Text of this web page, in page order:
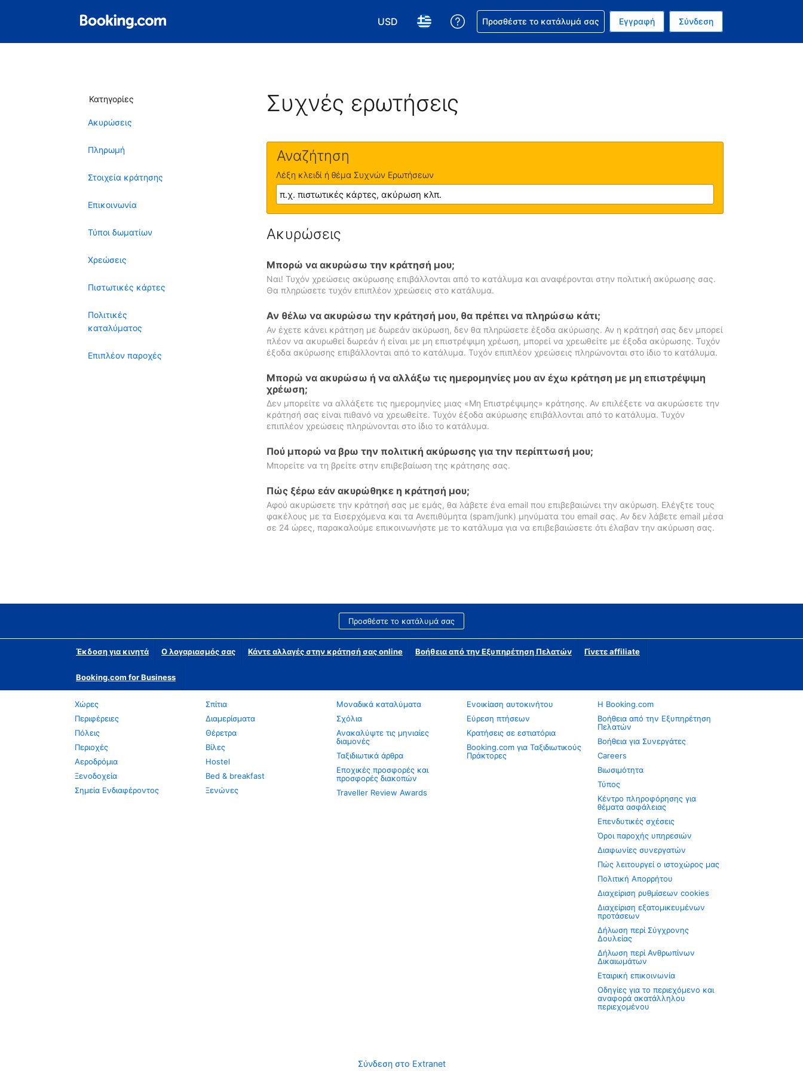
USD
Επιλέξτε το νόμισμά σας. Το τωρινό σας νόμισμα είναι Δολάριο Η.Π.Α.
Επιλέξτε τη γλώσσα σας. Η τωρινή σας γλώσσα είναι τα Ελληνικά
Βοήθεια για την κράτησή σας
Προσθέστε το κατάλυμά σας Εγγραφή Σύνδεση
Κατηγορίες
Ακυρώσεις
Πληρωμή
Στοιχεία κράτησης
Επικοινωνία
Τύποι δωματίων
Χρεώσεις
Πιστωτικές κάρτες
Πολιτικές
καταλύματος
Επιπλέον παροχές
Συχνές ερωτήσεις
Αναζήτηση
Λέξη κλειδί ή θέμα Συχνών Ερωτήσεων
Ακυρώσεις
Μπορώ να ακυρώσω την κράτησή μου;
Ναι! Τυχόν χρεώσεις ακύρωσης επιβάλλονται από το κατάλυμα και αναφέρονται στην πολιτική ακύρωσης σας.
Θα πληρώσετε τυχόν επιπλέον χρεώσεις στο κατάλυμα.
Αν θέλω να ακυρώσω την κράτησή μου, θα πρέπει να πληρώσω κάτι;
Αν έχετε κάνει κράτηση με δωρεάν ακύρωση, δεν θα πληρώσετε έξοδα ακύρωσης. Αν η κράτησή σας δεν μπορεί
πλέον να ακυρωθεί δωρεάν ή είναι με μη επιστρέψιμη χρέωση, μπορεί να χρεωθείτε με έξοδα ακύρωσης. Τυχόν
έξοδα ακύρωσης επιβάλλονται από το κατάλυμα. Τυχόν επιπλέον χρεώσεις πληρώνονται στο ίδιο το κατάλυμα.
Μπορώ να ακυρώσω ή να αλλάξω τις ημερομηνίες μου αν έχω κράτηση με μη επιστρέψιμη
χρέωση;
Δεν μπορείτε να αλλάξετε τις ημερομηνίες μιας «Μη Επιστρέψιμης» κράτησης. Αν επιλέξετε να ακυρώσετε την
κράτησή σας είναι πιθανό να χρεωθείτε. Τυχόν έξοδα ακύρωσης επιβάλλονται από το κατάλυμα. Τυχόν
επιπλέον χρεώσεις πληρώνονται στο ίδιο το κατάλυμα.
Πού μπορώ να βρω την πολιτική ακύρωσης για την περίπτωσή μου;
Μπορείτε να τη βρείτε στην επιβεβαίωση της κράτησης σας.
Πώς ξέρω εάν ακυρώθηκε η κράτησή μου;
Αφού ακυρώσετε την κράτησή σας με εμάς, θα λάβετε ένα email που επιβεβαιώνει την ακύρωση. Ελέγξτε τους
φακέλους με τα Εισερχόμενα και τα Ανεπιθύμητα (spam/junk) μηνύματα του email σας. Αν δεν λάβετε email μέσα
σε 24 ώρες, παρακαλούμε επικοινωνήστε με το κατάλυμα για να επιβεβαιώσετε ότι έλαβαν την ακύρωση σας.
Προσθέστε το κατάλυμά σας
Έκδοση για κινητά Ο λογαριασμός σας Κάντε αλλαγές στην κράτησή σας online Βοήθεια από την Εξυπηρέτηση Πελατών Γίνετε affiliate
Booking.com for Business
Χώρες
Περιφέρειες
Πόλεις
Περιοχές
Αεροδρόμια
Ξενοδοχεία
Σημεία Ενδιαφέροντος
Σπίτια
Διαμερίσματα
Θέρετρα
Βίλες
Hostel
Bed & breakfast
Ξενώνες
Μοναδικά καταλύματα
Σχόλια
Ανακαλύψτε τις μηνιαίες
διαμονές
Ταξιδιωτικά άρθρα
Εποχικές προσφορές και
προσφορές διακοπών
Traveller Review Awards
Ενοικίαση αυτοκινήτου
Εύρεση πτήσεων
Κρατήσεις σε εστιατόρια
Booking.com για Ταξιδιωτικούς
Πράκτορες
Η Booking.com
Βοήθεια από την Εξυπηρέτηση
Πελατών
Βοήθεια για Συνεργάτες
Careers
Βιωσιμότητα
Τύπος
Κέντρο πληροφόρησης για
θέματα ασφάλειας
Επενδυτικές σχέσεις
Όροι παροχής υπηρεσιών
Διαφωνίες συνεργατών
Πώς λειτουργεί ο ιστοχώρος μας
Πολιτική Απορρήτου
Διαχείριση ρυθμίσεων cookies
Διαχείριση εξατομικευμένων
προτάσεων
Δήλωση περί Σύγχρονης
Δουλείας
Δήλωση περί Ανθρωπίνων
Δικαιωμάτων
Εταιρική επικοινωνία
Οδηγίες για το περιεχόμενο και
αναφορά ακατάλληλου
περιεχομένου
Σύνδεση στο Extranet